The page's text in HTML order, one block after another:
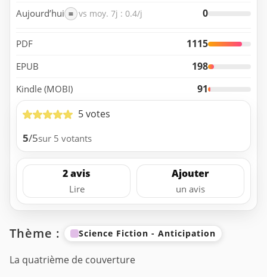
Aujourd’hui = vs moy. 7j : 0.4/j 0
PDF 1115
EPUB 198
Kindle (MOBI)
91
5 votes
5/5sur 5 votants
2 avis
Lire
Ajouter
un avis
Thème : Science Fiction - Anticipation
La quatrième de couverture